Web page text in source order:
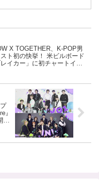
X TOGETHER、K-POP男
ト初の快挙！ 米ビルボード
レイカー」に初チャートイ
』
催